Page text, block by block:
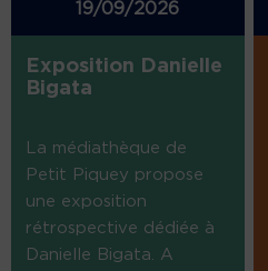
19/09/2026
Exposition Danielle
Bigata
La médiathèque de
Petit Piquey propose
une exposition
rétrospective dédiée à
Danielle Bigata. A